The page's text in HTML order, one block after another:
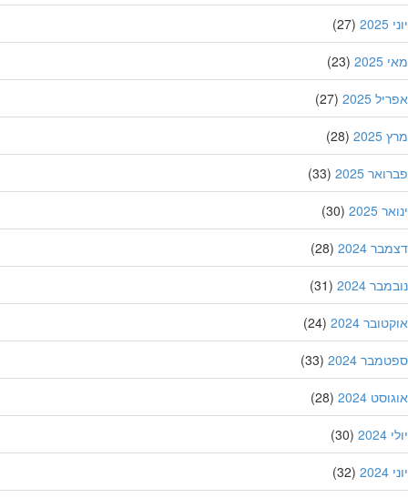
(27)
(23)
2025
(27)
(28)
2025
(33)
2025
(30)
2024
(28)
2024
(31)
2024
(24)
2024
(33)
2024
(28)
(30)
(32)